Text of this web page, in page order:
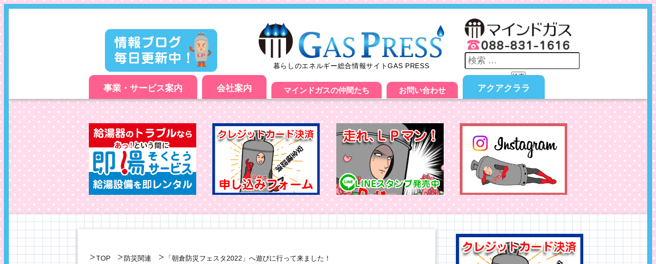
暮らしのエネルギー総合情報サイトGAS PRESS
検索
事業・サービス案内 会社案内 マインドガスの仲間たち お問い合わせ アクアクララ
TOP 防災関連 「朝倉防災フェスタ2022」へ遊びに行って来ました！